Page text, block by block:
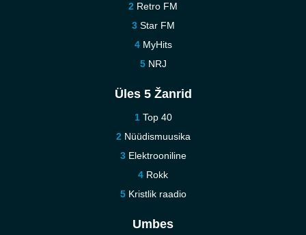
Retro FM
Star FM
MyHits
NRJ
Üles 5 Žanrid
Top 40
Nüüdismuusika
Elektrooniline
Rokk
Kristlik raadio
Umbes